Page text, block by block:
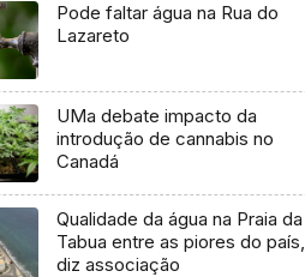
Pode faltar água na Rua do
Lazareto
UMa debate impacto da
introdução de cannabis no
Canadá
Qualidade da água na Praia da
Tabua entre as piores do país,
diz associação